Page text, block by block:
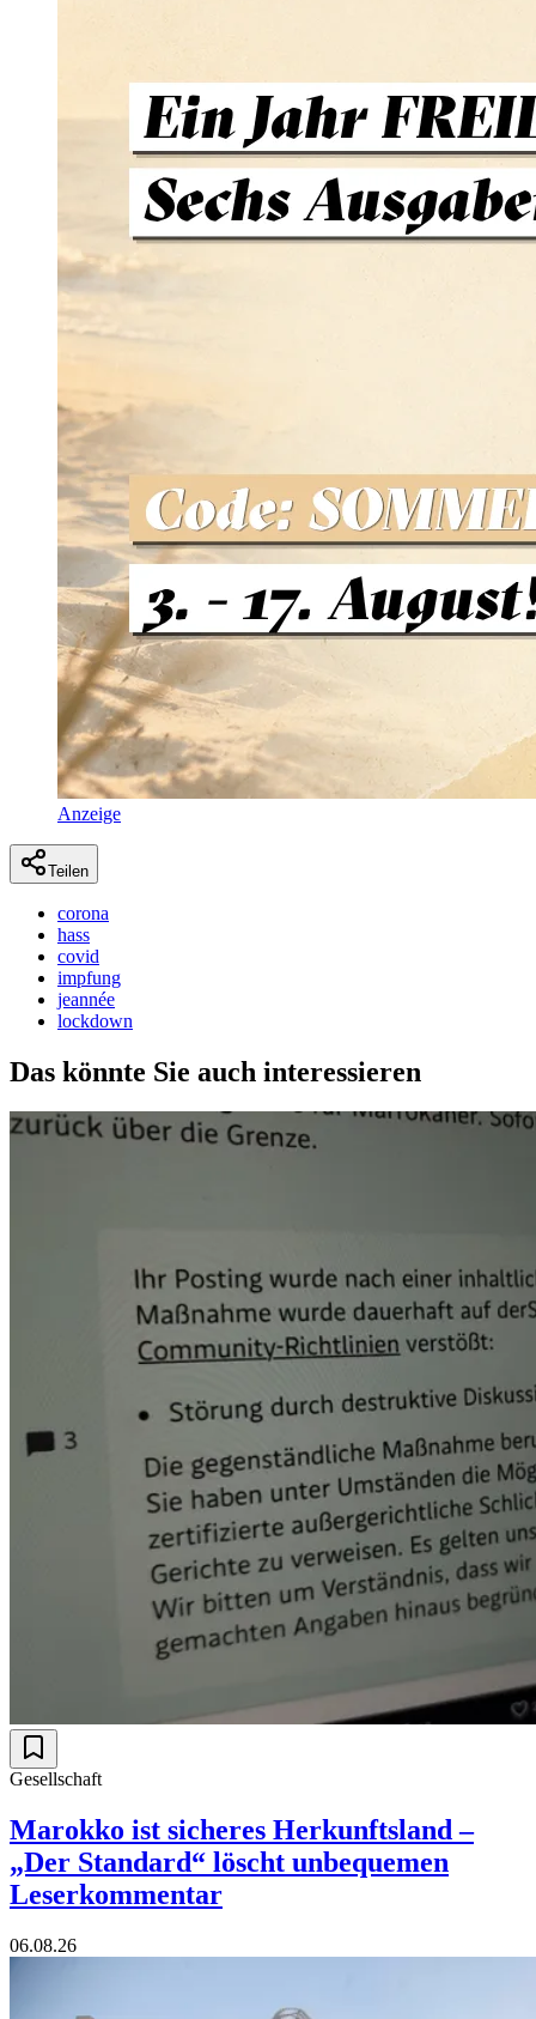
Anzeige
Teilen
corona
hass
covid
impfung
jeannée
lockdown
Das könnte Sie auch interessieren
Gesellschaft
Marokko ist sicheres Herkunftsland –
„Der Standard“ löscht unbequemen
Leserkommentar
06.08.26